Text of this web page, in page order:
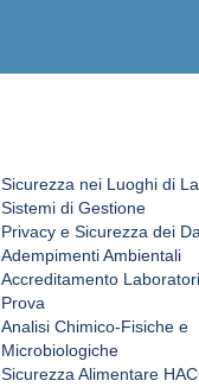
Sicurezza nei Luoghi di
Sistemi di Gestione
Privacy e Sicurezza dei
Adempimenti Ambientali
Accreditamento
Prova
Analisi Chimico-Fisiche e
Microbiologiche
Sicurezza Alimentare